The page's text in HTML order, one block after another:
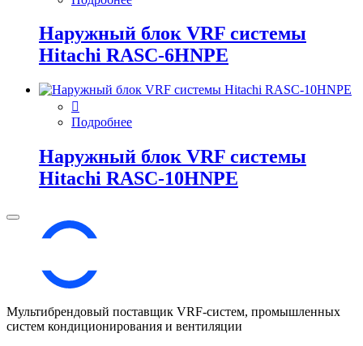
Наружный блок VRF системы
Hitachi RASC-6HNPE
Подробнее
Наружный блок VRF системы
Hitachi RASC-10HNPE
Мультибрендовый поставщик VRF-cистем, промышленных
систем кондиционирования и вентиляции